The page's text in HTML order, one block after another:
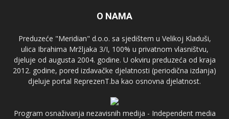
O NAMA
Preduzeće "Meridian" d.o.o. sa sjedištem u Velikoj Kladuši,
ulica Ibrahima Mržljaka 3/I, 100% u privatnom vlasništvu,
djeluje od augusta 2004. godine. U okviru preduzeća od kraja
2012. godine, pored izdavačke djelatnosti (periodična izdanja)
djeluje portal ReprezenT.ba kao osnovna djelatnost.
Program osnaživanja nezavisnih medija - Independent media